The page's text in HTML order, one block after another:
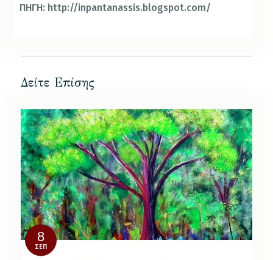
ΠΗΓΗ: http://inpantanassis.blogspot.com/
Δείτε Επίσης
8
ΣΕΠ